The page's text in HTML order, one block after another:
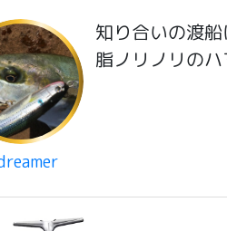
知り合いの渡
脂ノリノリの